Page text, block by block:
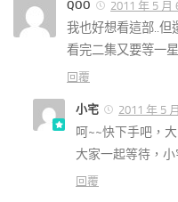
QOO 2011 年 5 月
我也好想看這部..但
看完二集又要等一
回覆
小宅 2011 年 5
呵~~快下手吧，
大家一起等待，
回覆